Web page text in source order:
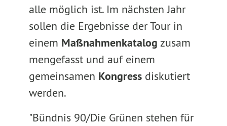
alle möglich ist. Im nächsten Jahr
sollen die Ergebnisse der Tour in
einem Maßnahmenkatalog zusam
mengefasst und auf einem
gemeinsamen Kongressdiskutiert
werden.
"Bündnis 90/Die Grünen stehen für